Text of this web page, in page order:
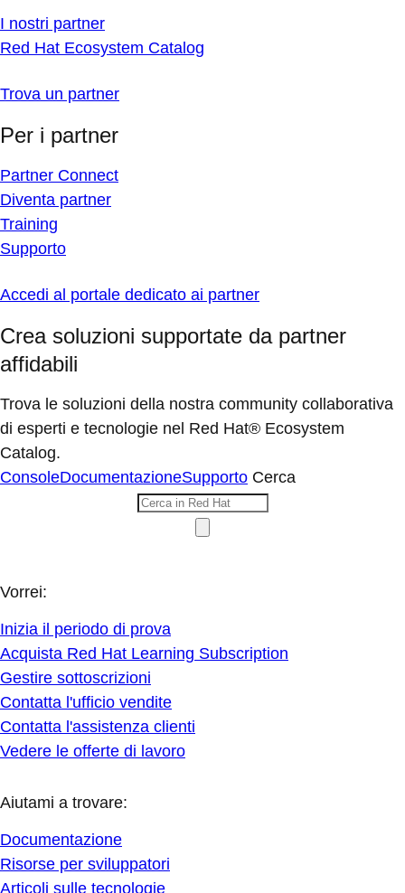
I nostri partner
Red Hat Ecosystem Catalog
Trova un partner
Per i partner
Partner Connect
Diventa partner
Training
Supporto
Accedi al portale dedicato ai partner
Crea soluzioni supportate da partner
affidabili
Trova le soluzioni della nostra community collaborativa
di esperti e tecnologie nel Red Hat® Ecosystem
Catalog.
ConsoleDocumentazioneSupporto Cerca
Vorrei:
Inizia il periodo di prova
Acquista Red Hat Learning Subscription
Gestire sottoscrizioni
Contatta l'ufficio vendite
Contatta l'assistenza clienti
Vedere le offerte di lavoro
Aiutami a trovare:
Documentazione
Risorse per sviluppatori
Articoli sulle tecnologie